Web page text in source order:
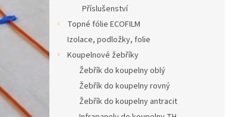
Příslušenství
Topné fólie ECOFILM
Izolace, podložky, folie
Koupelnové žebříky
Žebřík do koupelny oblý
Žebřík do koupelny rovný
Žebřík do koupelny antracit